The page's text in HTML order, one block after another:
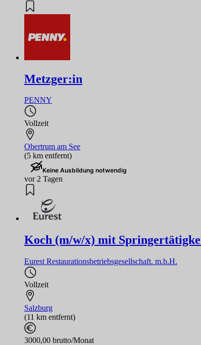
Metzger:in
PENNY
Vollzeit
Obertrum am See
(5 km entfernt)
Keine Ausbildung notwendig
vor 2 Tagen
Koch (m/w/x) mit
Eurest Restaurationsbetriebsgesellschaft. m.b.H.
Vollzeit
Salzburg
(11 km entfernt)
3000,00 brutto/Monat